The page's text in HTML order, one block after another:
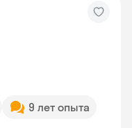
9 лет опыта